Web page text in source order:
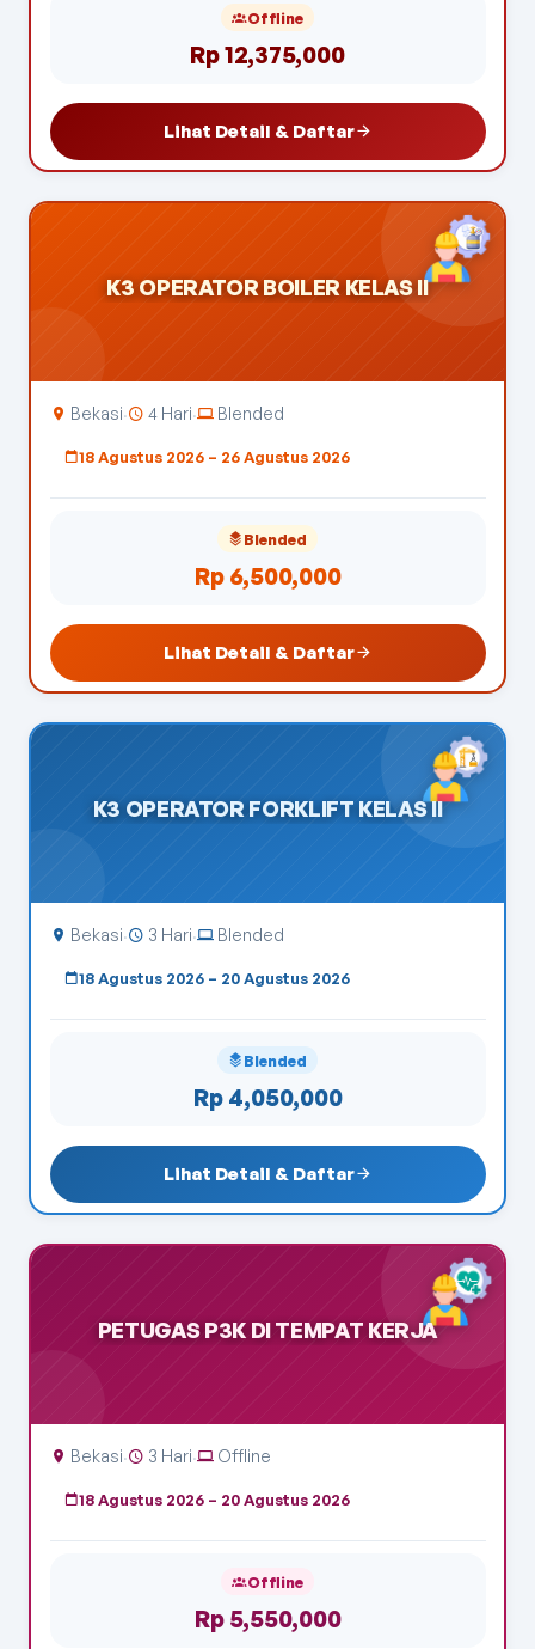
Offline
Rp 12,375,000
Lihat Detail & Daftar
K3 OPERATOR BOILER KELAS II
Bekasi· 4 Hari· Blended
18 Agustus 2026 – 26 Agustus 2026
Blended
Rp 6,500,000
Lihat Detail & Daftar
K3 OPERATOR FORKLIFT KELAS II
Bekasi· 3 Hari· Blended
18 Agustus 2026 – 20 Agustus 2026
Blended
Rp 4,050,000
Lihat Detail & Daftar
PETUGAS P3K DI TEMPAT KERJA
Bekasi· 3 Hari· Offline
18 Agustus 2026 – 20 Agustus 2026
Offline
Rp 5,550,000